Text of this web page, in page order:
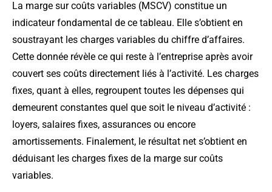
La marge sur coûts variables (MSCV) constitue un
indicateur fondamental de ce tableau. Elle s’obtient en
soustrayant les charges variables du chiffre d’affaires.
Cette donnée révèle ce qui reste à l’entreprise après avoir
couvert ses coûts directement liés à l’activité. Les charges
fixes, quant à elles, regroupent toutes les dépenses qui
demeurent constantes quel que soit le niveau d’activité :
loyers, salaires fixes, assurances ou encore
amortissements. Finalement, le résultat net s’obtient en
déduisant les charges fixes de la marge sur coûts
variables.